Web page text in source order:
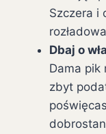
Szczera i
Dbaj o
Dama pik
zbyt